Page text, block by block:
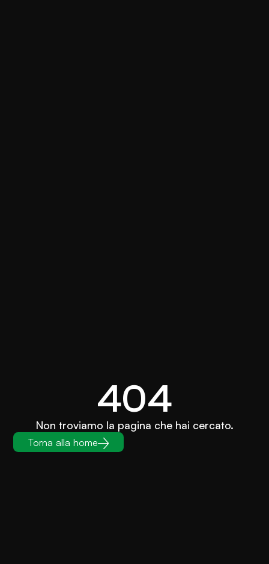
404
Non troviamo la pagina che hai cercato.
Torna alla home